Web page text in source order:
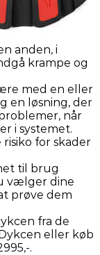
anden, i
krampe og
med en eller
en løsning, der
når
i systemet.
for skader
til brug
vælger dine
prøve dem
fra de
eller køb
.